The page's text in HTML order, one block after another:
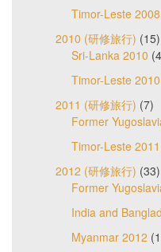
Timor-Leste 2008
2010 (研修旅行) (15)
Sri-Lanka 2010
Timor-Leste 2010
2011 (研修旅行) (7)
Former
Timor-Leste 2011
2012 (研修旅行) (33)
Former
India and
Myanmar 2012